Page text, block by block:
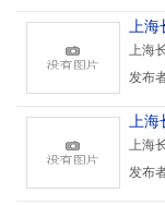
上海
上海
发布
上海
上海
发布